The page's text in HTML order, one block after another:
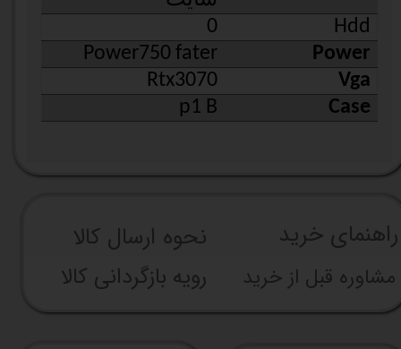
Hdd
0
Power
Power750 fater
Vga
Rtx3070
Case
p1 B
راهنما​​​​​​​​​​​​​​ی خرید نحوه ارسال کالا
مشاوره قبل از خرید رویه بازگردانی کالا